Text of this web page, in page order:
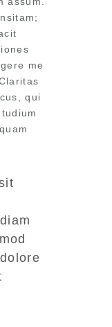
me
qui